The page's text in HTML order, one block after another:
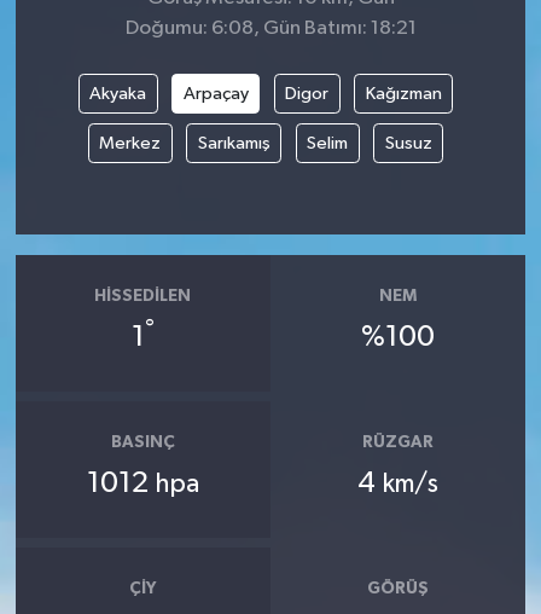
Doğumu: 6:08, Gün Batımı: 18:21
Akyaka Arpaçay Digor Kağızman
Merkez Sarıkamış Selim Susuz
HISSEDILEN
1 °
NEM
%100
BASINÇ
1012 hpa
RÜZGAR
4 km/s
ÇIY GÖRÜŞ